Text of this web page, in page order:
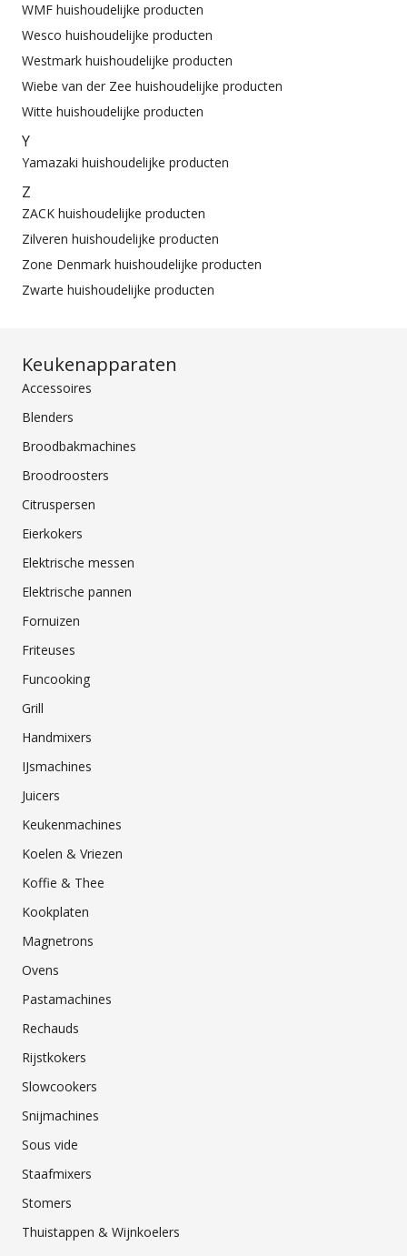
WMF huishoudelijke producten
Wesco huishoudelijke producten
Westmark huishoudelijke producten
Wiebe van der Zee huishoudelijke producten
Witte huishoudelijke producten
Y
Yamazaki huishoudelijke producten
Z
ZACK huishoudelijke producten
Zilveren huishoudelijke producten
Zone Denmark huishoudelijke producten
Zwarte huishoudelijke producten
Keukenapparaten
Accessoires
Blenders
Broodbakmachines
Broodroosters
Citruspersen
Eierkokers
Elektrische messen
Elektrische pannen
Fornuizen
Friteuses
Funcooking
Grill
Handmixers
IJsmachines
Juicers
Keukenmachines
Koelen & Vriezen
Koffie & Thee
Kookplaten
Magnetrons
Ovens
Pastamachines
Rechauds
Rijstkokers
Slowcookers
Snijmachines
Sous vide
Staafmixers
Stomers
Thuistappen & Wijnkoelers